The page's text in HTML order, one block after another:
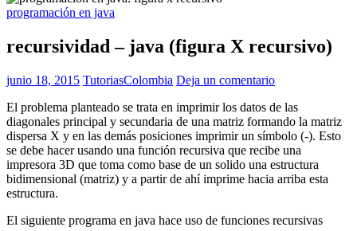
programación en java
recursividad – java (figura X recursivo)
junio 18, 2015 TutoriasColombia Deja un comentario
El problema planteado se trata en imprimir los datos de las
diagonales principal y secundaria de una matriz formando la matriz
dispersa X y en las demás posiciones imprimir un símbolo (-). Esto
se debe hacer usando una función recursiva que recibe una
impresora 3D que toma como base de un solido una estructura
bidimensional (matriz) y a partir de ahí imprime hacia arriba esta
estructura.
El siguiente programa en java hace uso de funciones recursivas